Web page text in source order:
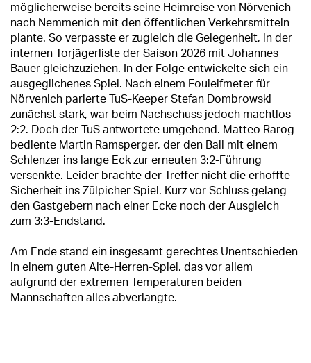
möglicherweise bereits seine Heimreise von Nörvenich
nach Nemmenich mit den öffentlichen Verkehrsmitteln
plante. So verpasste er zugleich die Gelegenheit, in der
internen Torjägerliste der Saison 2026 mit Johannes
Bauer gleichzuziehen. In der Folge entwickelte sich ein
ausgeglichenes Spiel. Nach einem Foulelfmeter für
Nörvenich parierte TuS-Keeper Stefan Dombrowski
zunächst stark, war beim Nachschuss jedoch machtlos –
2:2. Doch der TuS antwortete umgehend. Matteo Rarog
bediente Martin Ramsperger, der den Ball mit einem
Schlenzer ins lange Eck zur erneuten 3:2-Führung
versenkte. Leider brachte der Treffer nicht die erhoffte
Sicherheit ins Zülpicher Spiel. Kurz vor Schluss gelang
den Gastgebern nach einer Ecke noch der Ausgleich
zum 3:3-Endstand.
Am Ende stand ein insgesamt gerechtes Unentschieden
in einem guten Alte-Herren-Spiel, das vor allem
aufgrund der extremen Temperaturen beiden
Mannschaften alles abverlangte.